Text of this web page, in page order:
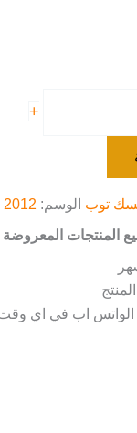
+
توب الوسم: 2012
المعروضة
الواتس اب في اي